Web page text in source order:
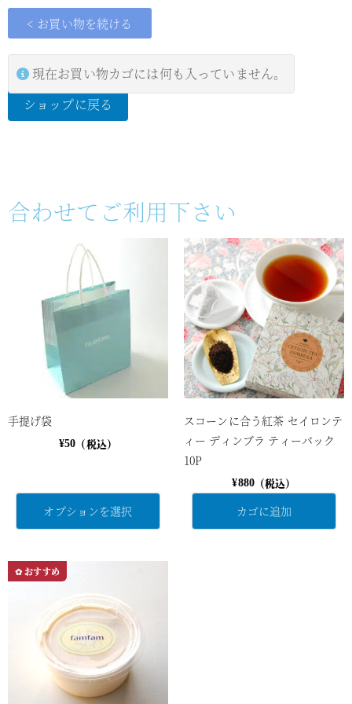
< お買い物を続ける
現在お買い物カゴには何も入っていません。
ショップに戻る
合わせてご利用下さい
手提げ袋
¥50 （税込）
オプションを選択
スコーンに合う紅茶 セイロンテ
ィー ディンブラ ティーバック
10P
¥880 （税込）
カゴに追加
✿ おすすめ